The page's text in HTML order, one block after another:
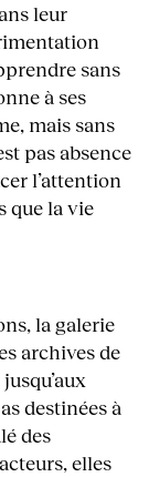
leur
sans
à ses
mais sans
pas absence
l’attention
que la vie
la galerie
archives de
destinées à
des
elles